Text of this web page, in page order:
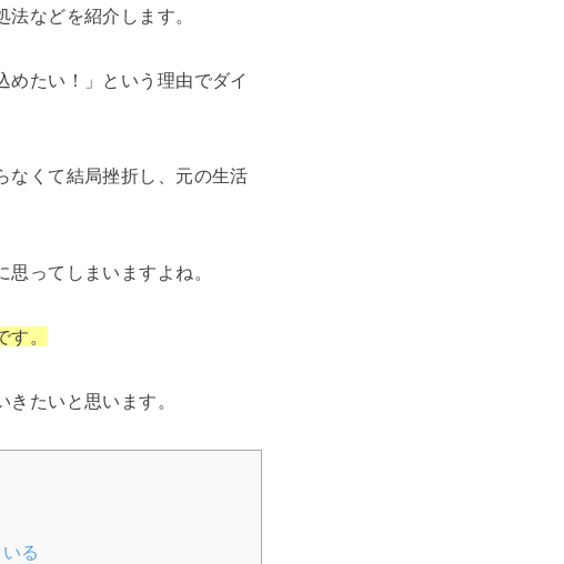
などを紹介します。
めたい！」という理由でダイ
なくて結局挫折し、元の生活
ってしまいますよね。
。
たいと思います。
る